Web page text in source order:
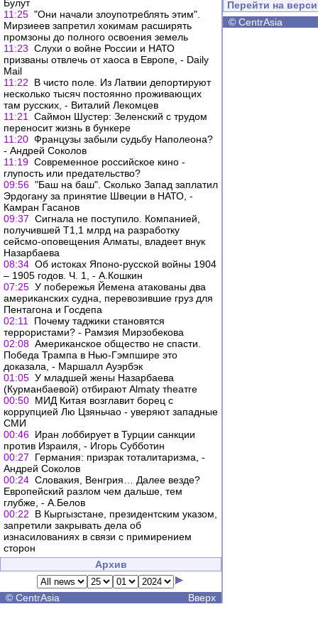
Булут
11:25 "Они начали злоупотреблять этим".
Мирзиеев запретил хокимам расширять
промзоны до полного освоения земель
11:23 Слухи о войне России и НАТО
призваны отвлечь от хаоса в Европе, - Daily
Mail
11:22
В чисто поле. Из Латвии депортируют
несколько тысяч постоянно проживающих
там русских, - Виталий Лекомцев
11:21
Саймон Шустер: Зеленский с трудом
переносит жизнь в бункере
11:20 Французы забыли судьбу Наполеона?
- Андрей Соколов
11:19 Современное российское кино -
глупость или предательство?
09:56 "Баш на баш". Сколько Запад заплатил
Эрдогану за принятие Швеции в НАТО, -
Камран Гасанов
09:37 Сигнала не поступило. Компанией,
получившей Т1,1 млрд на разработку
сейсмо-оповещения Алматы, владеет внук
Назарбаева
08:34 Об истоках Японо-русской войны 1904
– 1905 годов. Ч. 1, - А.Кошкин
07:25 У побережья Йемена атакованы два
американских судна, перевозившие груз для
Пентагона и Госдепа
02:11
Почему таджики становятся
террористами? - Рамзия Мирзобекова
02:08 Американское общество не спасти.
Победа Трампа в Нью-Гэмпшире это
доказала, - Маршалл Ауэрбэк
01:05 У младшей жены Назарбаева
(Курманбаевой) отбирают Almaty тheaтre
00:50 МИД Китая возглавит борец с
коррупцией Лю Цзяньчао - уверяют западные
СМИ
00:46 Иран лоббирует в Турции санкции
против Израиля, - Игорь Субботин
00:27
Германия: призрак тоталитаризма, -
Андрей Соколов
00:24 Словакия, Венгрия… Далее везде?
Европейский разлом чем дальше, тем
глубже, - А.Белов
00:22
В Кыргызстане, президентским указом,
запретили закрывать дела об
изнасилованиях в связи с примирением
сторон
Архив
© CentrAsia Вверх
Перейти на
© CentrAsia